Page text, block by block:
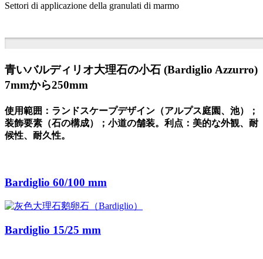
Settori di applicazione della granulati di marmo
青いバルディリオ大理石の小石 (Bardiglio Azzurro)
7mmから250mm
使用範囲：ランドスケープデザイン（アルプス庭園、池）；
装飾要素（石の構成）；小道の舗装。利点：美的な外観、耐
候性、耐久性。
Bardiglio 60/100 mm
Bardiglio 15/25 mm